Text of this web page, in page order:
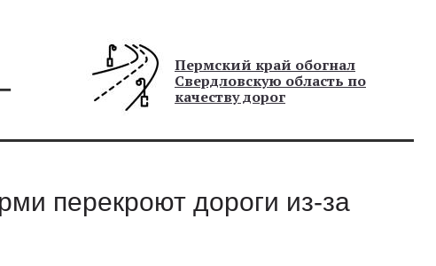
Пермский край обогнал
Свердловскую область по
качеству дорог
перекроют дороги из-за